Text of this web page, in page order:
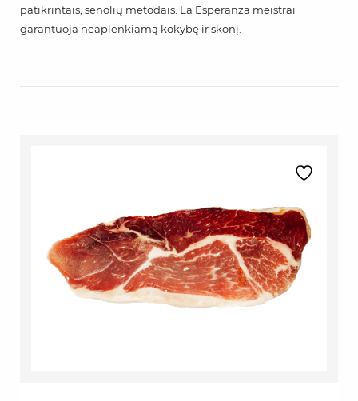
patikrintais, senolių metodais. La Esperanza meistrai
garantuoja neaplenkiamą kokybę ir skonį.